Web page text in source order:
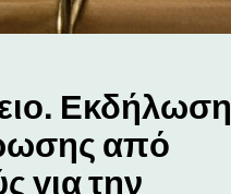
Εκδήλωση
από
για την